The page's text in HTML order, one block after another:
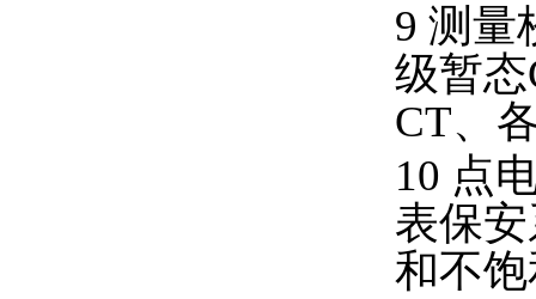
9 测量
级暂
CT、
10 点
表保
和不